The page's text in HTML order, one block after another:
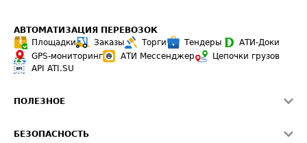
АВТОМАТИЗАЦИЯ ПЕРЕВОЗОК
Площадки
Заказы Торги Тендеры
АТИ-Доки
GPS-мониторинг
АТИ Мессенджер
Цепочки грузов
API ATI.SU
ПОЛЕЗНОЕ
БЕЗОПАСНОСТЬ